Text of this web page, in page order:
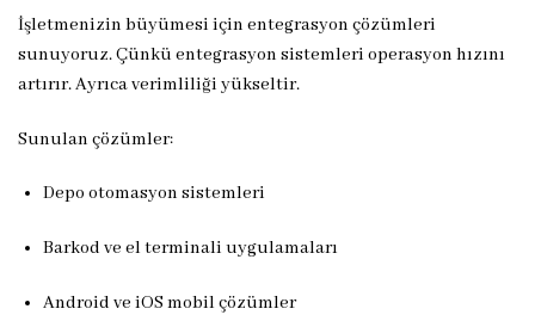
İşletmenizin büyümesi için entegrasyon çözümleri
sunuyoruz. Çünkü entegrasyon sistemleri operasyon hızını
artırır. Ayrıca verimliliği yükseltir.
Sunulan çözümler:
Depo otomasyon sistemleri
Barkod ve el terminali uygulamaları
Android ve iOS mobil çözümler